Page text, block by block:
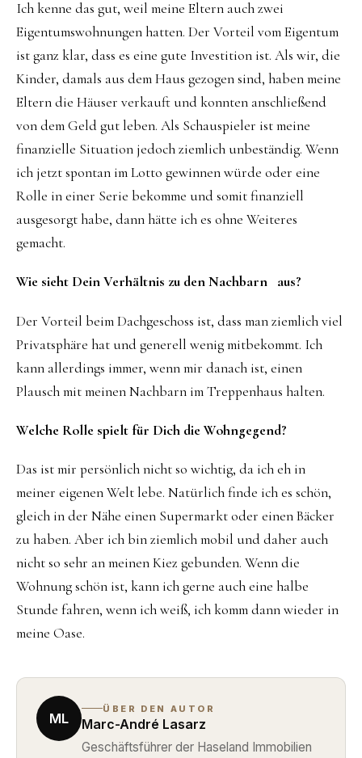
Ich kenne das gut, weil meine Eltern auch zwei
Eigentumswohnungen hatten. Der Vorteil vom Eigentum
ist ganz klar, dass es eine gute Investition ist. Als wir, die
Kinder, damals aus dem Haus gezogen sind, haben meine
Eltern die Häuser verkauft und konnten anschließend
von dem Geld gut leben. Als Schauspieler ist meine
finanzielle Situation jedoch ziemlich unbeständig. Wenn
ich jetzt spontan im Lotto gewinnen würde oder eine
Rolle in einer Serie bekomme und somit finanziell
ausgesorgt habe, dann hätte ich es ohne Weiteres
gemacht.
Wie sieht Dein Verhältnis zu den Nachbarn aus?
Der Vorteil beim Dachgeschoss ist, dass man ziemlich viel
Privatsphäre hat und generell wenig mitbekommt. Ich
kann allerdings immer, wenn mir danach ist, einen
Plausch mit meinen Nachbarn im Treppenhaus halten.
Welche Rolle spielt für Dich die Wohngegend?
Das ist mir persönlich nicht so wichtig, da ich eh in
meiner eigenen Welt lebe. Natürlich finde ich es schön,
gleich in der Nähe einen Supermarkt oder einen Bäcker
zu haben. Aber ich bin ziemlich mobil und daher auch
nicht so sehr an meinen Kiez gebunden. Wenn die
Wohnung schön ist, kann ich gerne auch eine halbe
Stunde fahren, wenn ich weiß, ich komm dann wieder in
meine Oase.
ML
ÜBER DEN AUTOR
Marc-André Lasarz
Geschäftsführer der Haseland Immobilien